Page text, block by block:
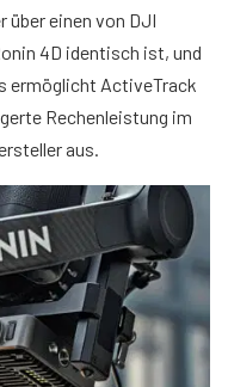
einen von DJI
4D identisch ist, und
ermöglicht ActiveTrack
Rechenleistung im
aus.